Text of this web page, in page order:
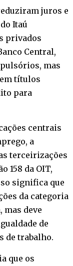
juros e
Itaú
privados
Central,
mas
títulos
para
centrais
a
terceirizações
158 da OIT,
significa que
da categoria
mas deve
de
de trabalho.
que os